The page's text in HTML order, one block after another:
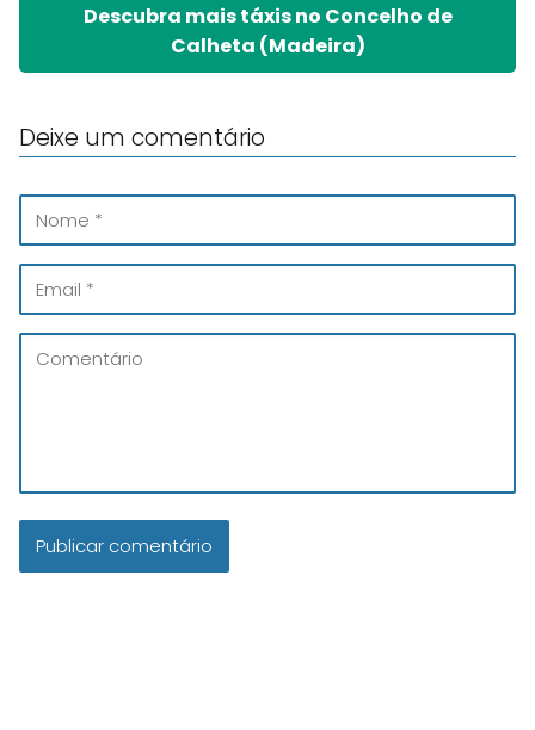
Descubra mais táxis no Concelho de
Calheta (Madeira)
Deixe um comentário